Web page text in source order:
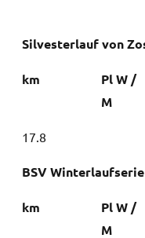
Silvesterlauf von
km
Pl W /
M
17.8
BSV Winterlaufserie
km
Pl W /
M